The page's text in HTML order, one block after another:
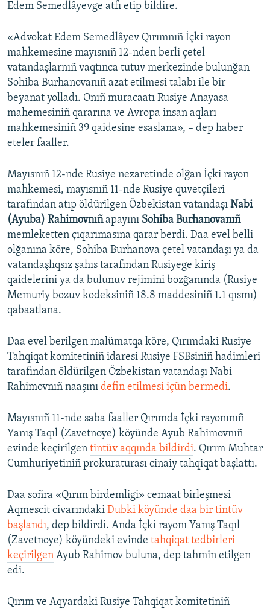
Edem Semedlâyevge atfı etip bildire.
«Advokat Edem Semedlâyev Qırımnıñ İçki rayon
mahkemesine mayısnıñ 12-nden berli çetel
vatandaşlarnıñ vaqtınca tutuv merkezinde bulunğan
Sohiba Burhanovanıñ azat etilmesi talabı ile bir
beyanat yolladı. Onıñ muracaatı Rusiye Anayasa
mahemesiniñ qararına ve Avropa insan aqları
mahkemesiniñ 39 qaidesine esaslana», – dep haber
eteler faaller.
Mayısnıñ 12-nde Rusiye nezaretinde olğan İçki rayon
mahkemesi, mayısnıñ 11-nde Rusiye quvetçileri
tarafından atıp öldürilgen Özbekistan vatandaşı Nabi
(Ayuba) Rahimovnıñapayını Sohiba Burhanovanıñ
memleketten çıqarımasına qarar berdi. Daa evel belli
olğanına köre, Sohiba Burhanova çetel vatandaşı ya da
vatandaşlıqsız şahıs tarafından Rusiyege kiriş
qaidelerini ya da bulunuv rejimini bozğanında (Rusiye
Memuriy bozuv kodeksiniñ 18.8 maddesiniñ 1.1 qısmı)
qabaatlana.
Daa evel berilgen malümatqa köre, Qırımdaki Rusiye
Tahqiqat komitetiniñ idaresi Rusiye FSBsiniñ hadimleri
tarafından öldürilgen Özbekistan vatandaşı Nabi
Rahimovnıñ naaşını defin etilmesi içün bermedi.
Mayısnıñ 11-nde saba faaller Qırımda İçki rayonınıñ
Yanış Taqıl (Zavetnoye) köyünde Ayub Rahimovnıñ
evinde keçirilgen tintüv aqqında bildirdi. Qırım Muhtar
Cumhuriyetiniñ prokuraturası cinaiy tahqiqat başlattı.
Daa soñra «Qırım birdemligi» cemaat birleşmesi
Aqmescit civarındaki Dubki köyünde daa bir tintüv
başlandı, dep bildirdi. Anda İçki rayonı Yanış Taqıl
(Zavetnoye) köyündeki evinde tahqiqat tedbirleri
keçirilgen Ayub Rahimov buluna, dep tahmin etilgen
edi.
Qırım ve Aqyardaki Rusiye Tahqiqat komitetiniñ